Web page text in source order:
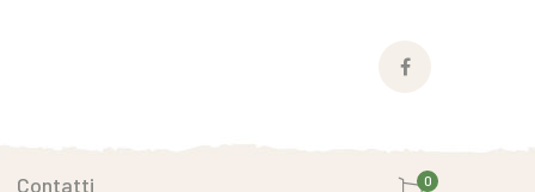
Facebook
0
Contatti